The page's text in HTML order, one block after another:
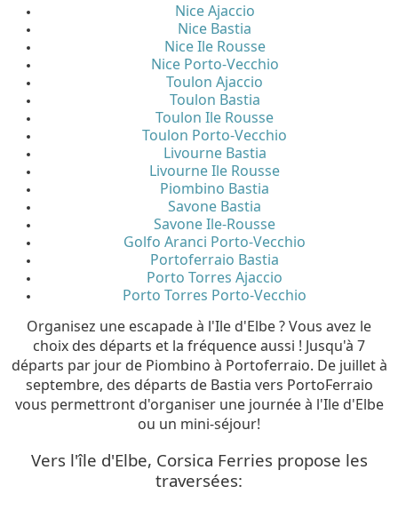
Nice Ajaccio
Nice Bastia
Nice Ile Rousse
Nice Porto-Vecchio
Toulon Ajaccio
Toulon Bastia
Toulon Ile Rousse
Toulon Porto-Vecchio
Livourne Bastia
Livourne Ile Rousse
Piombino Bastia
Savone Bastia
Savone Ile-Rousse
Golfo Aranci Porto-Vecchio
Portoferraio Bastia
Porto Torres Ajaccio
Porto Torres Porto-Vecchio
Organisez une escapade à l'Ile d'Elbe ? Vous avez le
choix des départs et la fréquence aussi ! Jusqu'à 7
départs par jour de Piombino à Portoferraio. De juillet à
septembre, des départs de Bastia vers PortoFerraio
vous permettront d'organiser une journée à l'Ile d'Elbe
ou un mini-séjour!
Vers l'île d'Elbe, Corsica Ferries propose les
traversées: